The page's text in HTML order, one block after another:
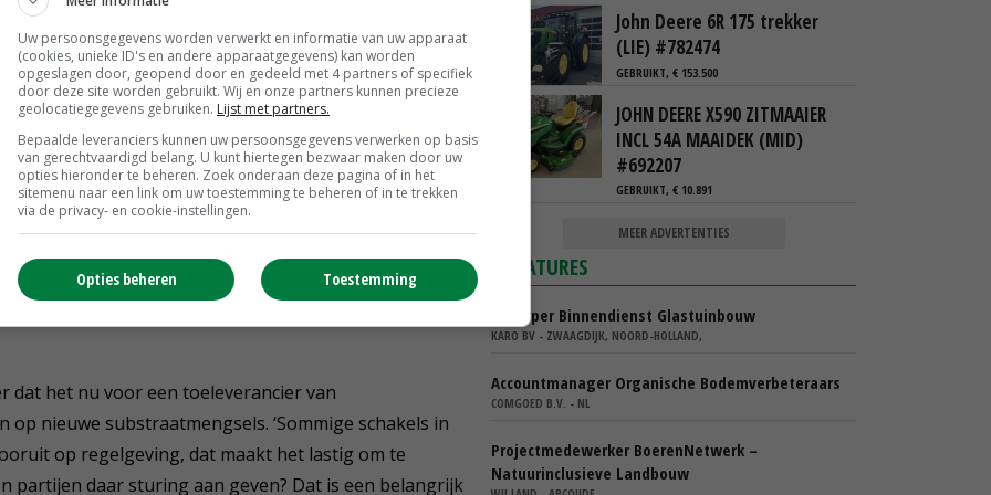
potgrond. Bakker noemt verder dat bouw- en
is en wat niet. ‘Dat gaat niet alleen over de
CO2-data.’ Hamiplant werkt met een team van
Ook heeft het bedrijf een substraatexpert in
dunne fractie van koeienmest
vraag naar een veenvrij assortiment in vooral het
de druk naar een duurzamer potgrondmengsel
dat het nu voor een toeleverancier van
nieuwe substraatmengsels. ‘Sommige schakels in
op regelgeving, dat maakt het lastig om te
partijen daar sturing aan geven? Dat is een belangrijk
John Deere 6R 175 trekker
(LIE) #782474
GEBRUIKT, € 153.500
JOHN DEERE X590 ZITMAAIER
INCL 54A MAAIDEK (MID)
#692207
GEBRUIKT, € 10.891
MEER ADVERTENTIES
VACATURES
Verkoper Binnendienst Glastuinbouw
KARO BV - ZWAAGDIJK, NOORD-HOLLAND,
Accountmanager Organische Bodemverbeteraars
COMGOED B.V. - NL
Projectmedewerker BoerenNetwerk –
Natuurinclusieve Landbouw
Uw persoonsgegevens worden verwerkt en informatie van uw apparaat
(cookies, unieke ID's en andere apparaatgegevens) kan worden
opgeslagen door, geopend door en gedeeld met 4 partners of specifiek
door deze site worden gebruikt. Wij en onze partners kunnen precieze
geolocatiegegevens gebruiken. Lijst met partners.
Bepaalde leveranciers kunnen uw persoonsgegevens verwerken op basis
van gerechtvaardigd belang. U kunt hiertegen bezwaar maken door uw
opties hieronder te beheren. Zoek onderaan deze pagina of in het
sitemenu naar een link om uw toestemming te beheren of in te trekken
via de privacy- en cookie-instellingen.
Toestemming
Opties beheren